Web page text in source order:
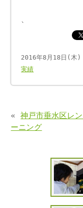
2016年8月18日(木
実績
«神戸市垂水区レ
ーニング